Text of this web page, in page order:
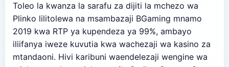
Toleo la kwanza la sarafu za dijiti la mchezo wa
Plinko lilitolewa na msambazaji BGaming mnamo
2019 kwa RTP ya kupendeza ya 99%, ambayo
iliifanya iweze kuvutia kwa wachezaji wa kasino za
mtandaoni. Hivi karibuni waendelezaji wengine wa